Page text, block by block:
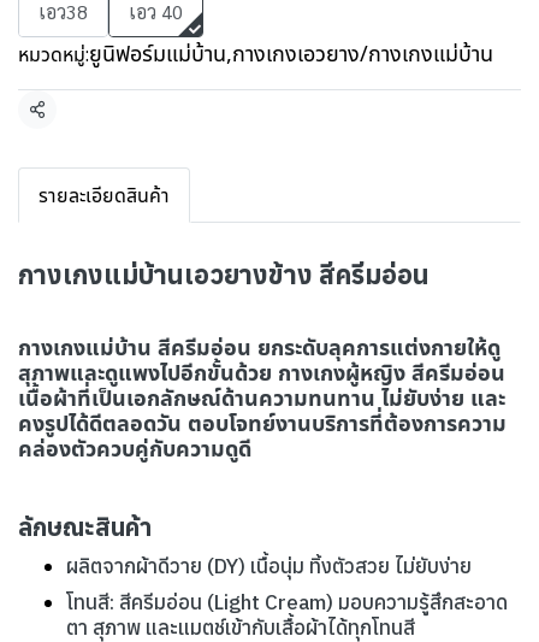
เอว38
เอว 40
หมวดหมู่:ยูนิฟอร์มแม่บ้าน,กางเกงเอวยาง/กางเกงแม่บ้าน
แชร์
รายละเอียดสินค้า
กางเกงแม่บ้านเอวยางข้าง สีครีมอ่อน
กางเกงแม่บ้าน สีครีมอ่อน ยกระดับลุคการแต่งกายให้ดู
สุภาพและดูแพงไปอีกขั้นด้วย กางเกงผู้หญิง สีครีมอ่อน
เนื้อผ้าที่เป็นเอกลักษณ์ด้านความทนทาน ไม่ยับง่าย และ
คงรูปได้ดีตลอดวัน ตอบโจทย์งานบริการที่ต้องการความ
คล่องตัวควบคู่กับความดูดี
ลักษณะสินค้า
ผลิตจากผ้าดีวาย (DY) เนื้อนุ่ม ทิ้งตัวสวย ไม่ยับง่าย
โทนสี: สีครีมอ่อน (Light Cream) มอบความรู้สึกสะอาด
ตา สุภาพ และแมตช์เข้ากับเสื้อผ้าได้ทุกโทนสี